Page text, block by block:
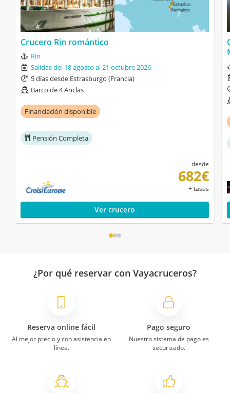
Crucero Rin romántico
Rin
Salidas del 18 agosto al 21 octubre 2026
5 días desde Estrasburgo (Francia)
Barco de 4 Anclas
Financiación disponible
Pensión Completa
desde
682€
+ tasas
Ver crucero
¿Por qué reservar con Vayacruceros?
Reserva online fácil
Al mejor precio y con asistencia en
línea.
Pago seguro
Nuestro sistema de pago es
securizado.